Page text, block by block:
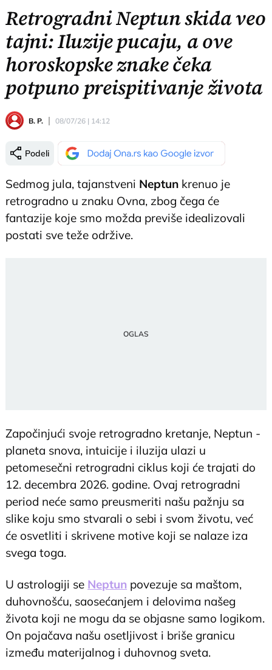
Retrogradni Neptun skida veo
tajni: Iluzije pucaju, a ove
horoskopske znake čeka
potpuno preispitivanje života
B. P. 08/07/26 | 14:12
Podeli
Sedmog jula, tajanstveni Neptun krenuo je
retrogradno u znaku Ovna, zbog čega će
fantazije koje smo možda previše idealizovali
postati sve teže održive.
Započinjući svoje retrogradno kretanje, Neptun -
planeta snova, intuicije i iluzija ulazi u
petomesečni retrogradni ciklus koji će trajati do
12. decembra 2026. godine. Ovaj retrogradni
period neće samo preusmeriti našu pažnju sa
slike koju smo stvarali o sebi i svom životu, već
će osvetliti i skrivene motive koji se nalaze iza
svega toga.
U astrologiji se Neptun povezuje sa maštom,
duhovnošću, saosećanjem i delovima našeg
života koji ne mogu da se objasne samo logikom.
On pojačava našu osetljivost i briše granicu
između materijalnog i duhovnog sveta.